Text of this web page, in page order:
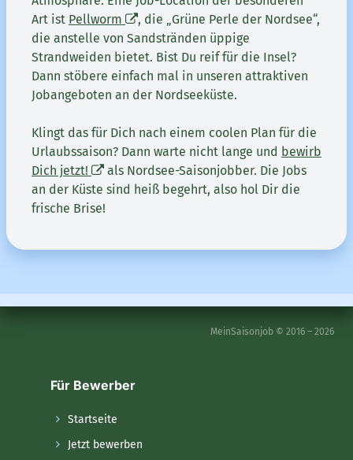
Art ist Pellworm
, die „Grüne Perle der Nordsee“,
die anstelle von Sandstränden üppige
Strandweiden bietet. Bist Du reif für die Insel?
Dann stöbere einfach mal in unseren attraktiven
Jobangeboten an der Nordseeküste.
Klingt das für Dich nach einem coolen Plan für die
Urlaubssaison? Dann warte nicht lange und bewirb
Dich jetzt!
als Nordsee-Saisonjobber. Die Jobs
an der Küste sind heiß begehrt, also hol Dir die
frische Brise!
MeinSaisonjob © 2016 – 2026
Für Bewerber
Startseite
Jetzt bewerben